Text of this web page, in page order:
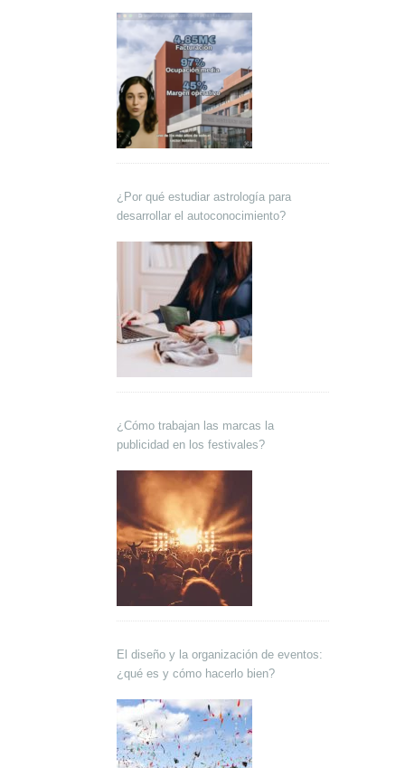
¿Por qué estudiar astrología para
desarrollar el autoconocimiento?
¿Cómo trabajan las marcas la
publicidad en los festivales?
El diseño y la organización de eventos:
¿qué es y cómo hacerlo bien?